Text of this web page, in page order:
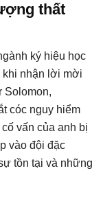
thất
ký hiệu học
khi nhận lời mời
Solomon,
cóc nguy hiểm
vấn của anh bị
vào đội đặc
tồn tại và những